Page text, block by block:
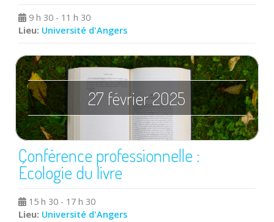
9 h 30 - 11 h 30
Lieu: Université d'Angers
27 février 2025
Conférence professionnelle :
Écologie du livre
15 h 30 - 17 h 30
Lieu: Université d'Angers